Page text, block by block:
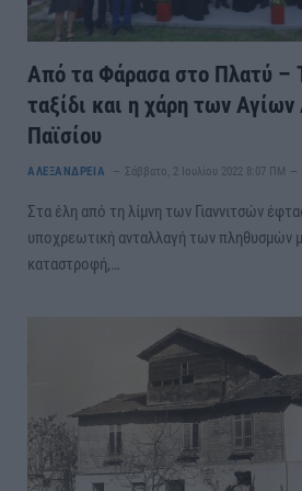
Από τα Φάρασα στο Πλατύ –
ταξίδι και η χάρη των Αγίων
Παϊσίου
ΑΛΕΞΑΝΔΡΕΙΑ Σάββατο, 2 Ιουλίου 2022 8:07 ΠΜ
Στα έλη από τη λίμνη των Γιαννιτσών
υποχρεωτική ανταλλαγή των πληθυσμών
καταστροφή,…